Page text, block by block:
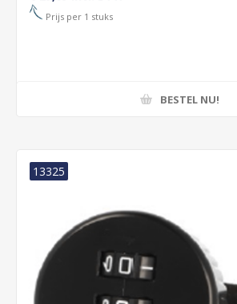
Prijs per 1 stuks
BESTEL NU!
13325